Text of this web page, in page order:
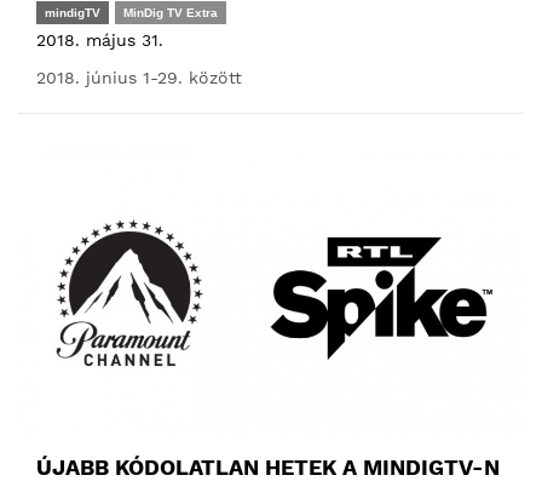
mindigTV MinDig TV Extra
2018. május 31.
2018. június 1-29. között
ÚJABB KÓDOLATLAN HETEK A MINDIGTV-N